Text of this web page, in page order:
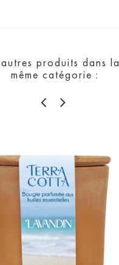
produits dans la
même catégorie :